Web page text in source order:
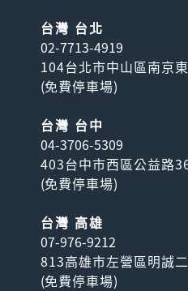
台灣 台北
02-7713-4919
104台北市中山區南京
(免費停車場)
台灣 台中
04-3706-5309
403台中市西區公益路
(免費停車場)
台灣 高雄
07-976-9212
813高雄市左營區明誠
(免費停車場)